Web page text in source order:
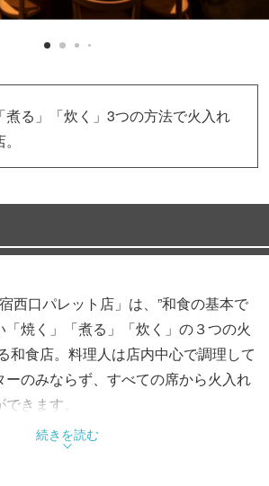
煮る」「炊く」3つの方法で火入れ
西口パレット店」は、”和食の基本で
焼く」「煮る」「炊く」の３つの火
和食店。料理人は店内中心で調理して
ーのみならず、すべての席から火入れ
きます。
続きを読む